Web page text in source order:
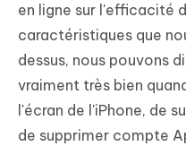
en ligne sur l'efficacité
caractéristiques que
dessus, nous pouvons
vraiment très bien
l'écran de l'iPhone, de
de supprimer compte